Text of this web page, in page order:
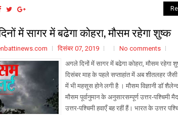
में सागर में बढेगा कोहरा, मौसम रहेगा शुष्क
दिसंबर 07, 2019
No comments
अगले दिनों में सागर में बढेगा कोहरा, मौसम रहेगा
दिसंबर माह के पहले सप्ताहांत में अब शीतलहर जैसी
में भी महसूस होने लगी है । मौसम विज्ञानी डॉ
मौसम पूर्वानुमान के अनुसारसम्पूर्ण उत्तर-पश्चिमी
उत्तर-पश्चिमी हवाएँ बह रहीं हैं। भारत के उत्तर